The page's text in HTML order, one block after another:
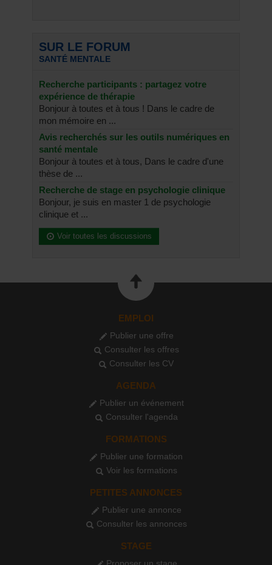
SUR LE FORUM
SANTÉ MENTALE
Recherche participants : partagez votre
expérience de thérapie
Bonjour à toutes et à tous ! Dans le cadre de
mon mémoire en ...
Avis recherchés sur les outils numériques en
santé mentale
Bonjour à toutes et à tous, Dans le cadre d'une
thèse de ...
Recherche de stage en psychologie clinique
Bonjour, je suis en master 1 de psychologie
clinique et ...
Voir toutes les discussions
EMPLOI
Publier une offre
Consulter les offres
Consulter les CV
AGENDA
Publier un événement
Consulter l'agenda
FORMATIONS
Publier une formation
Voir les formations
PETITES ANNONCES
Publier une annonce
Consulter les annonces
STAGE